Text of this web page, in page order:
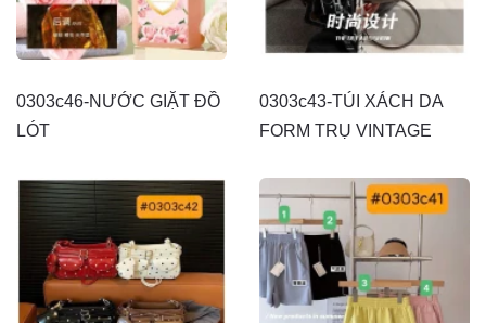
0303c46-NƯỚC GIẶT ĐỒ
LÓT
0303c43-TÚI XÁCH DA
FORM TRỤ VINTAGE